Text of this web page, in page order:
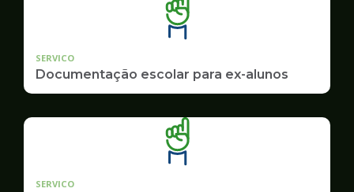
SERVICO
Documentação escolar para ex-alunos
SERVICO